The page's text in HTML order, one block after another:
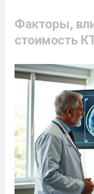
Факторы,
стоимость